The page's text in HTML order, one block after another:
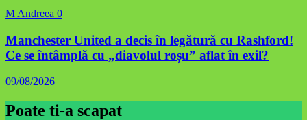
M Andreea 0
Manchester United a decis în legătură cu Rashford!
Ce se întâmplă cu „diavolul roșu” aflat în exil?
09/08/2026
Poate ti-a scapat